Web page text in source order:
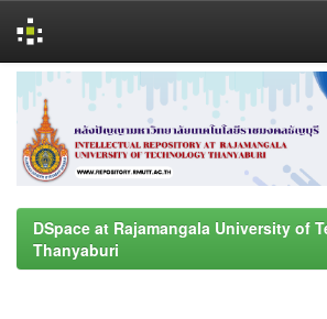
navigation
DSpace at Rajamangala University of
Thanyaburi